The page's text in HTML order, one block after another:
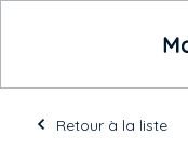
Retour à la liste